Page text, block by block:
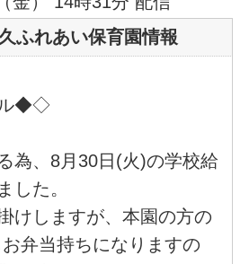
ふれあい保育園情報
◆◇
為、8月30日(火)の学校給
した。
けしますが、本園の方の
弁当持ちになりますの